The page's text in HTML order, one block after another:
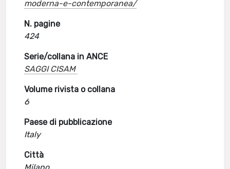
moderna-e-contemporanea/
N. pagine
424
Serie/collana in ANCE
SAGGI CISAM
Volume rivista o collana
6
Paese di pubblicazione
Italy
Città